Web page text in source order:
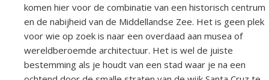
komen hier voor de combinatie van een historisch centrum
en de nabijheid van de Middellandse Zee. Het is geen plek
voor wie op zoek is naar een overdaad aan musea of
wereldberoemde architectuur. Het is wel de juiste
bestemming als je houdt van een stad waar je na een